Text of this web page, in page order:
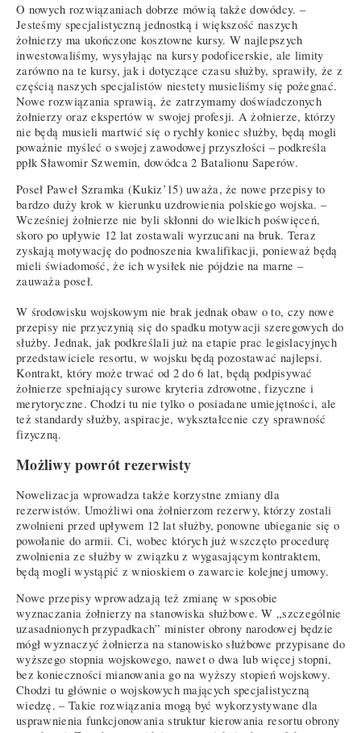
O nowych rozwiązaniach dobrze mówią także dowódcy. –
Jesteśmy specjalistyczną jednostką i większość naszych
żołnierzy ma ukończone kosztowne kursy. W najlepszych
inwestowaliśmy, wysyłając na kursy podoficerskie, ale limity
zarówno na te kursy, jak i dotyczące czasu służby, sprawiły, że z
częścią naszych specjalistów niestety musieliśmy się pożegnać.
Nowe rozwiązania sprawią, że zatrzymamy doświadczonych
żołnierzy oraz ekspertów w swojej profesji. A żołnierze, którzy
nie będą musieli martwić się o rychły koniec służby, będą mogli
poważnie myśleć o swojej zawodowej przyszłości – podkreśla
ppłk Sławomir Szwemin, dowódca 2 Batalionu Saperów.
Poseł Paweł Szramka (Kukiz’15) uważa, że nowe przepisy to
bardzo duży krok w kierunku uzdrowienia polskiego wojska. –
Wcześniej żołnierze nie byli skłonni do wielkich poświęceń,
skoro po upływie 12 lat zostawali wyrzucani na bruk. Teraz
zyskają motywację do podnoszenia kwalifikacji, ponieważ będą
mieli świadomość, że ich wysiłek nie pójdzie na marne –
zauważa poseł.
W środowisku wojskowym nie brak jednak obaw o to, czy nowe
przepisy nie przyczynią się do spadku motywacji szeregowych do
służby. Jednak, jak podkreślali już na etapie prac legislacyjnych
przedstawiciele resortu, w wojsku będą pozostawać najlepsi.
Kontrakt, który może trwać od 2 do 6 lat, będą podpisywać
żołnierze spełniający surowe kryteria zdrowotne, fizyczne i
merytoryczne. Chodzi tu nie tylko o posiadane umiejętności, ale
też standardy służby, aspiracje, wykształcenie czy sprawność
fizyczną.
Możliwy powrót rezerwisty
Nowelizacja wprowadza także korzystne zmiany dla
rezerwistów. Umożliwi ona żołnierzom rezerwy, którzy zostali
zwolnieni przed upływem 12 lat służby, ponowne ubieganie się o
powołanie do armii. Ci, wobec których już wszczęto procedurę
zwolnienia ze służby w związku z wygasającym kontraktem,
będą mogli wystąpić z wnioskiem o zawarcie kolejnej umowy.
Nowe przepisy wprowadzają też zmianę w sposobie
wyznaczania żołnierzy na stanowiska służbowe. W „szczególnie
uzasadnionych przypadkach” minister obrony narodowej będzie
mógł wyznaczyć żołnierza na stanowisko służbowe przypisane do
wyższego stopnia wojskowego, nawet o dwa lub więcej stopni,
bez konieczności mianowania go na wyższy stopień wojskowy.
Chodzi tu głównie o wojskowych mających specjalistyczną
wiedzę. – Takie rozwiązania mogą być wykorzystywane dla
usprawnienia funkcjonowania struktur kierowania resortu obrony